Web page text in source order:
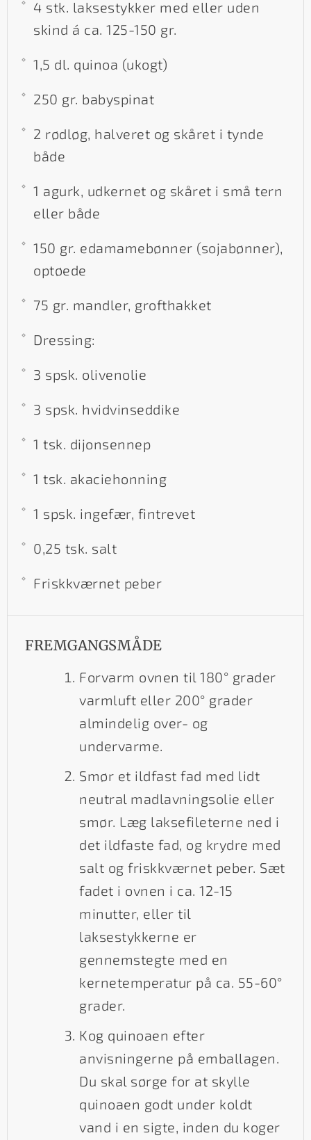
4 stk. laksestykker med eller uden
skind á ca. 125-150 gr.
1,5 dl. quinoa (ukogt)
250 gr. babyspinat
2 rødløg, halveret og skåret i tynde
både
1 agurk, udkernet og skåret i små tern
eller både
150 gr. edamamebønner (sojabønner),
optøede
75 gr. mandler, grofthakket
Dressing:
3 spsk. olivenolie
3 spsk. hvidvinseddike
1 tsk. dijonsennep
1 tsk. akaciehonning
1 spsk. ingefær, fintrevet
0,25 tsk. salt
Friskkværnet peber
FREMGANGSMÅDE
Forvarm ovnen til 180° grader
varmluft eller 200° grader
almindelig over- og
undervarme.
Smør et ildfast fad med lidt
neutral madlavningsolie eller
smør. Læg laksefileterne ned i
det ildfaste fad, og krydre med
salt og friskkværnet peber. Sæt
fadet i ovnen i ca. 12-15
minutter, eller til
laksestykkerne er
gennemstegte med en
kernetemperatur på ca. 55-60°
grader.
Kog quinoaen efter
anvisningerne på emballagen.
Du skal sørge for at skylle
quinoaen godt under koldt
vand i en sigte, inden du koger